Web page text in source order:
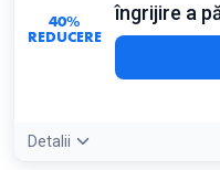
Se aplică automat la
40%
REDUCERE
îngrijire a
Detalii